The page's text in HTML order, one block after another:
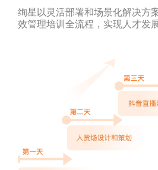
绚星以灵活部署和场景化解决方
效管理培训全流程，实现人才发